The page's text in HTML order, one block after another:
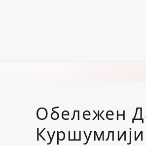
Обележен
Куршумлији